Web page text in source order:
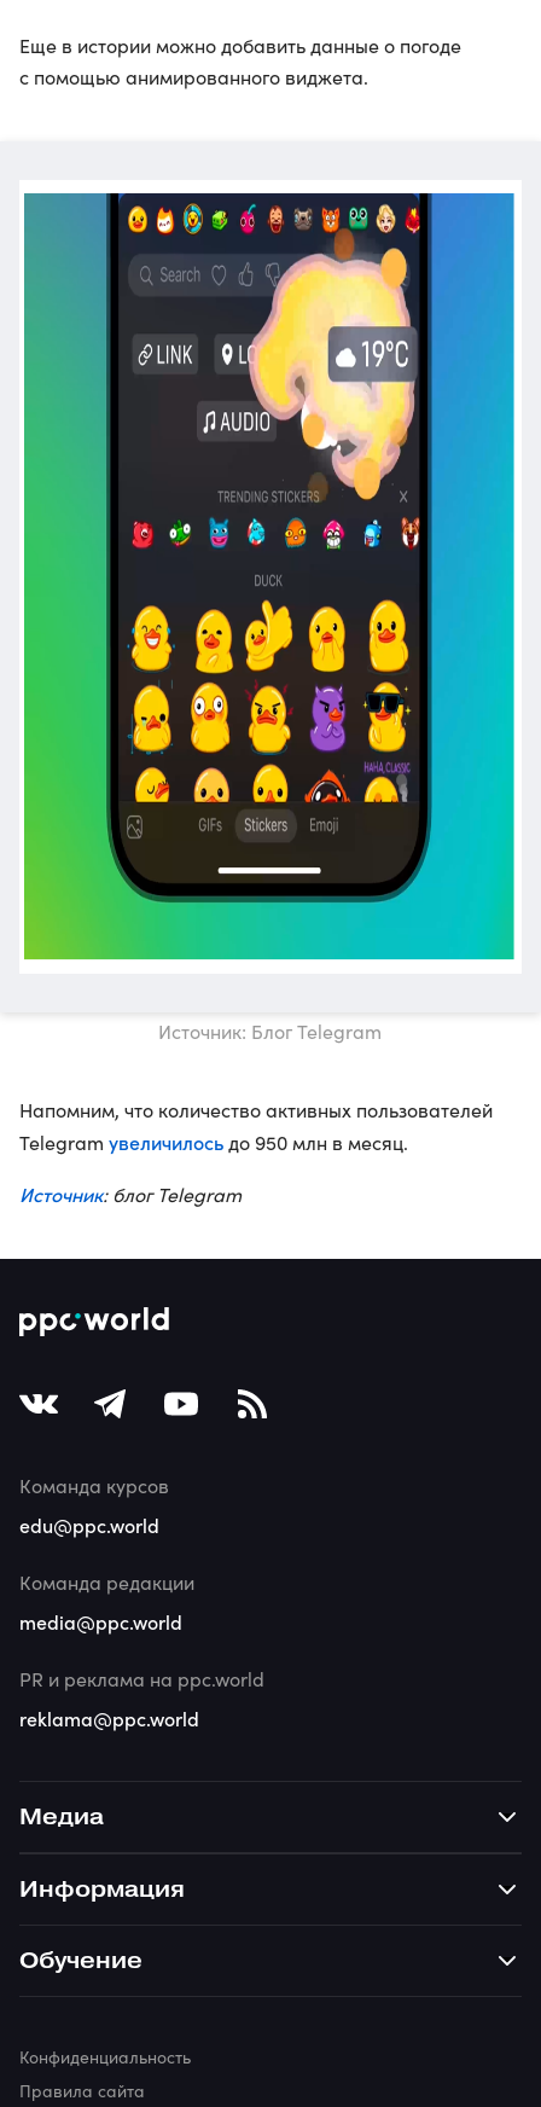
Еще в истории можно добавить данные о погоде
с помощью анимированного виджета.
Источник: Блог Telegram
Напомним, что количество активных пользователей
Telegram увеличилось до 950 млн в месяц.
Источник: блог Telegram
Медиа
Информация
Обучение
Команда курсов
edu@ppc.world
Команда редакции
media@ppc.world
PR и реклама на ppc.world
reklama@ppc.world
Конфиденциальность
Правила сайта